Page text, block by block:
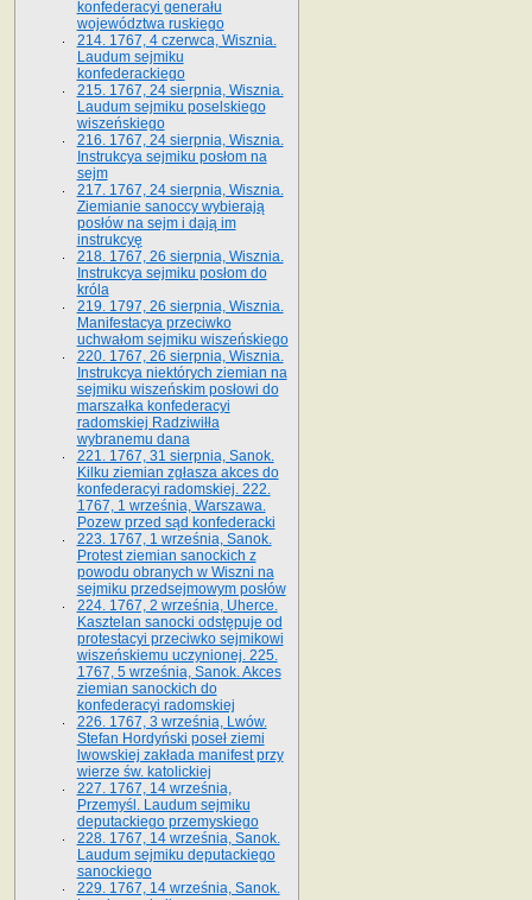
konfederacyi generału
województwa ruskiego
214. 1767, 4 czerwca, Wisznia.
Laudum sejmiku
konfederackiego
215. 1767, 24 sierpnia, Wisznia.
Laudum sejmiku poselskiego
wiszeńskiego
216. 1767, 24 sierpnia, Wisznia.
Instrukcya sejmiku posłom na
sejm
217. 1767, 24 sierpnia, Wisznia.
Ziemianie sanoccy wybierają
posłów na sejm i dają im
instrukcyę
218. 1767, 26 sierpnia, Wisznia.
Instrukcya sejmiku posłom do
króla
219. 1797, 26 sierpnia, Wisznia.
Manifestacya przeciwko
uchwałom sejmiku wiszeńskiego
220. 1767, 26 sierpnia, Wisznia.
Instrukcya niektórych ziemian na
sejmiku wiszeńskim posłowi do
marszałka konfe­deracyi
radomskiej Radziwiłła
wybranemu dana
221. 1767, 31 sierpnia, Sanok.
Kilku ziemian zgłasza akces do
konfederacyi radomskiej. 222.
1767, 1 września, Warszawa.
Pozew przed sąd konfederacki
223. 1767, 1 września, Sanok.
Protest ziemian sanockich z
powodu obranych w Wiszni na
sejmiku przedsejmo­wym posłów
224. 1767, 2 września, Uherce.
Kasztelan sanocki odstępuje od
protestacyi przeciwko sejmikowi
wiszeńskiemu uczynionej. 225.
1767, 5 września, Sanok. Akces
ziemian sanockich do
konfederacyi radomskiej
226. 1767, 3 września, Lwów.
Stefan Hordyński poseł ziemi
lwowskiej zakłada manifest przy
wierze św. ka­tolickiej
227. 1767, 14 września,
Przemyśl. Laudum sejmiku
deputackiego przemyskiego
228. 1767, 14 września, Sanok.
Laudum sejmiku deputackiego
sanockiego
229. 1767, 14 września, Sanok.